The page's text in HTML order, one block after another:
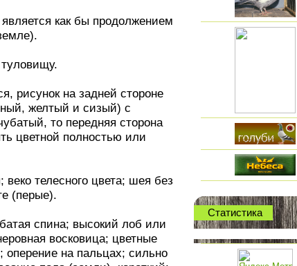
как бы продолжением
туловищу.
рисунок на задней стороне
желтый и сизый) с
то передняя сторона
цветной полностью или
веко телесного цвета; шея без
(перые).
спина; высокий лоб или
восковица; цветные
оперение на пальцах; сильно
Статистика